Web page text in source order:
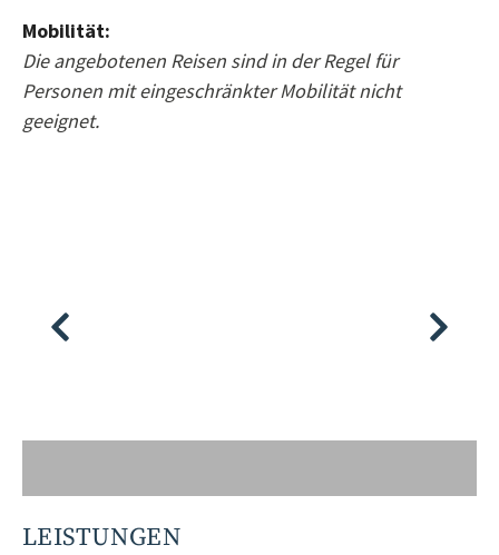
Mobilität:
Die angebotenen Reisen sind in der Regel für
Personen mit eingeschränkter Mobilität nicht
geeignet.
LEISTUNGEN